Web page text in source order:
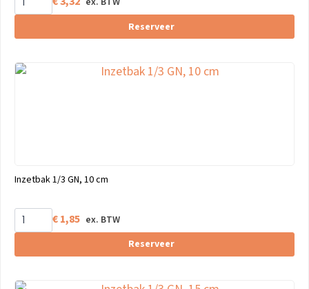
Reserveer
Inzetbak 1/3 GN, 10 cm
€1,85
Reserveer